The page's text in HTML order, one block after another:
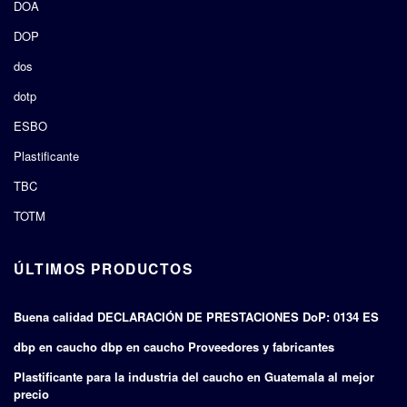
DOA
DOP
dos
dotp
ESBO
Plastificante
TBC
TOTM
ÚLTIMOS PRODUCTOS
Buena calidad DECLARACIÓN DE PRESTACIONES DoP: 0134 ES
dbp en caucho dbp en caucho Proveedores y fabricantes
Plastificante para la industria del caucho en Guatemala al mejor
precio